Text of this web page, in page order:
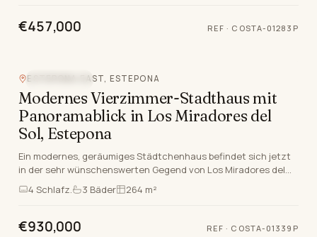
€457,000 REF · COSTA-01283P
ESTEPONA EAST, ESTEPONA
Modernes Vierzimmer-Stadthaus mit
Panoramablick in Los Miradores del
Sol, Estepona
Ein modernes, geräumiges Städtchenhaus befindet sich jetzt
in der sehr wünschenswerten Gegend von Los Miradores del
Sol, Estepona East. Nur wenige Minuten von…
4 Schlafz. 3 Bäder 264 m²
€930,000 REF · COSTA-01339P